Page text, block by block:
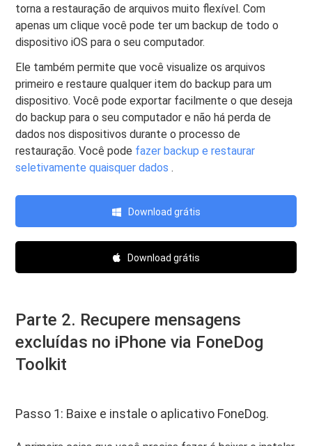
torna a restauração de arquivos muito flexível. Com
apenas um clique você pode ter um backup de todo o
dispositivo iOS para o seu computador.
Ele também permite que você visualize os arquivos
primeiro e restaure qualquer item do backup para um
dispositivo. Você pode exportar facilmente o que deseja
do backup para o seu computador e não há perda de
dados nos dispositivos durante o processo de
restauração. Você pode fazer backup e restaurar
seletivamente quaisquer dados .
Download grátis
Download grátis
Parte 2. Recupere mensagens
excluídas no iPhone via FoneDog
Toolkit
Passo 1: Baixe e instale o aplicativo FoneDog.